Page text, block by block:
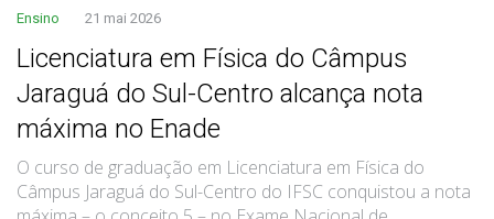
Ensino 21 mai 2026
Licenciatura em Física do Câmpus
Jaraguá do Sul-Centro alcança nota
máxima no Enade
O curso de graduação em Licenciatura em Física do
Câmpus Jaraguá do Sul-Centro do IFSC conquistou a nota